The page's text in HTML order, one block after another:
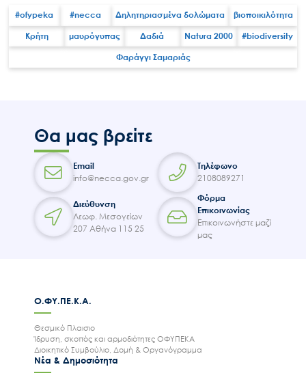
Search
Άξονες δράσης
Μ.Δ.Π.Π.
Έργα
Εισιτήρια
Επικοινωνία
#ofypeka #necca Δηλητηριασμένα δολώματα βιοποικιλότητα
Κρήτη μαυρόγυπας Δαδιά Natura 2000 #biodiversity
Φαράγγι Σαμαριάς
Θα μας βρείτε
Email
info@necca.gov.gr
Τηλέφωνο
2108089271
Διεύθυνση
Λεωφ. Μεσογείων
207 Αθήνα 115 25
Φόρμα
Επικοινωνίας
Επικοινωνήστε μαζί
μας
Ο.ΦΥ.ΠΕ.Κ.Α.
Θεσμικό Πλαισιο
Ίδρυση, σκοπός και αρμοδιότητες ΟΦΥΠΕΚΑ
Διοικητικό Συμβούλιο, Δομή & Οργανόγραμμα
Νέα & Δημοσιότητα